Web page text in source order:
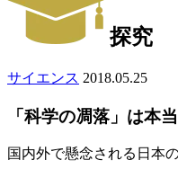
探究
サイエンス 2018.05.25
「科学の凋落」は本
国内外で懸念される日本